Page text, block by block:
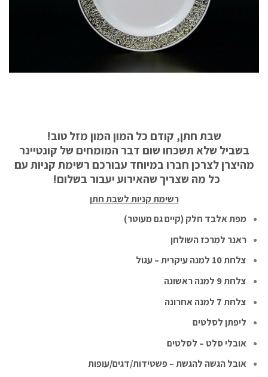
שבת חתן, קודם כל המון המון מזל טוב!
בשביל שלא תשכחו שום דבר המומחים של קונטיינר
מהיצרן לצרכן חברו במיוחד עבורכם רשימת קניות עם
כל מה שצריך שהאירוע יעבור בשלום!
רשימת קניות לשבת חתן
מפת אלבד חלק (קיים גם מעוטר)
ראנר למרכז השולחן
צלחת 10 למנה עיקרית – עגול
צלחת 9 למנה ראשונה
צלחת 7 למנה אחרונה
ליפתן לסלטים
אובלי סלט – לסלטים
אובל הגשה להגשת – פשטידות/דגים/עופות